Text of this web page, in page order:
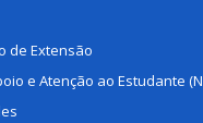
de Extensão
e Atenção ao Estudante